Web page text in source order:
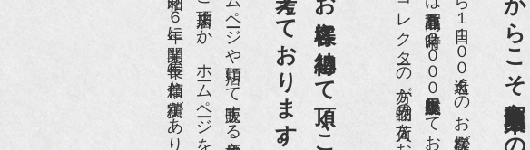
店頭には買取商品を常時２０００点以上展示販売しており、
第一と考えております。